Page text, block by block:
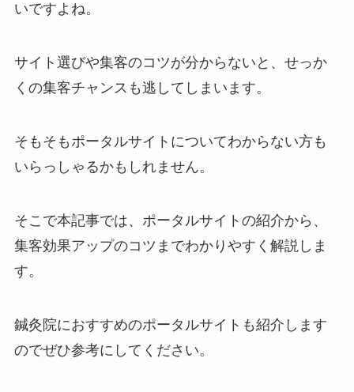
いですよね。
サイト選びや集客のコツが分からないと、せっか
くの集客チャンスも逃してしまいます。
そもそもポータルサイトについてわからない方も
いらっしゃるかもしれません。
そこで本記事では、ポータルサイトの紹介から、
集客効果アップのコツまでわかりやすく解説しま
す。
鍼灸院におすすめのポータルサイトも紹介します
のでぜひ参考にしてください。